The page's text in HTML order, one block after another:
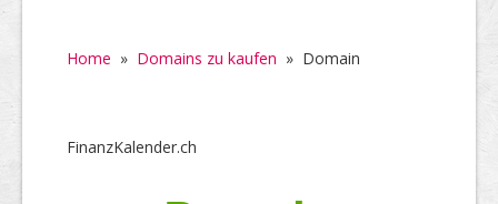
Home » Domains zu kaufen » Domain
FinanzKalender.ch